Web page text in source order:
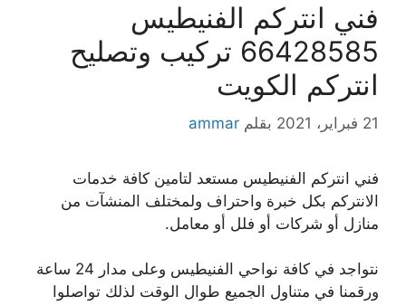
فني انتركم الفنيطيس
66428585 تركيب وتصليح
انتركم الكويت
21 فبراير، 2021 بقلم ammar
فني انتركم الفنيطيس مستعد لتامين كافة خدمات
الانتركم بكل خبرة واحتراف ولمختلف المنشآت من
منازل أو شركات أو فلل أو معامل.
نتواجد في كافة نواحي الفنيطيس وعلى مدار 24 ساعة
ورقمنا في متناول الجميع طوال الوقت لذلك تواصلوا